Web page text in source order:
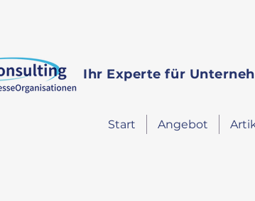
Start Angebot
Ihr Experte für